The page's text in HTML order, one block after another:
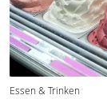
Essen & Trinken